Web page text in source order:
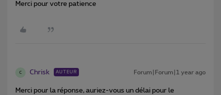
Merci pour votre patience
C Chrisk AUTEUR Forum|Forum|1 year ago
Merci pour la réponse, auriez-vous un délai pour le